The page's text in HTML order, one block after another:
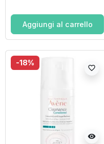
Aggiungi al carrello
-18%
visibility
favorite_border